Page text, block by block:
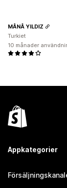
MÂNÂ YILDIZ
Turkiet
10 månader
Appkategorier